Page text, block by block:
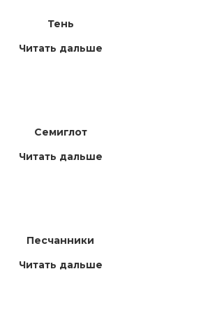
Тень
Читать дальше
Семиглот
Читать дальше
Песчанники
Читать дальше